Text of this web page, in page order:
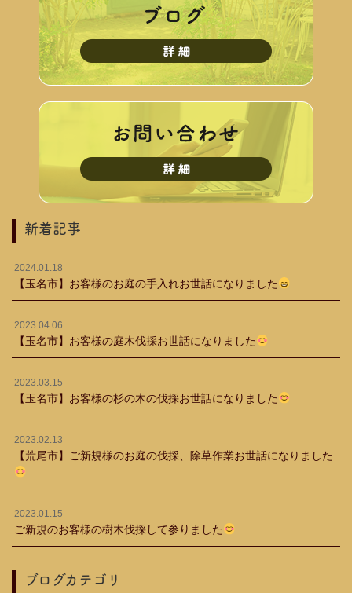
新着記事
2024.01.18
【玉名市】お客様のお庭の手入れお世話になりました
2023.04.06
【玉名市】お客様の庭木伐採お世話になりました
2023.03.15
【玉名市】お客様の杉の木の伐採お世話になりました
2023.02.13
【荒尾市】ご新規様のお庭の伐採、除草作業お世話になりました
2023.01.15
ご新規のお客様の樹木伐採して参りました
ブログカテゴリ